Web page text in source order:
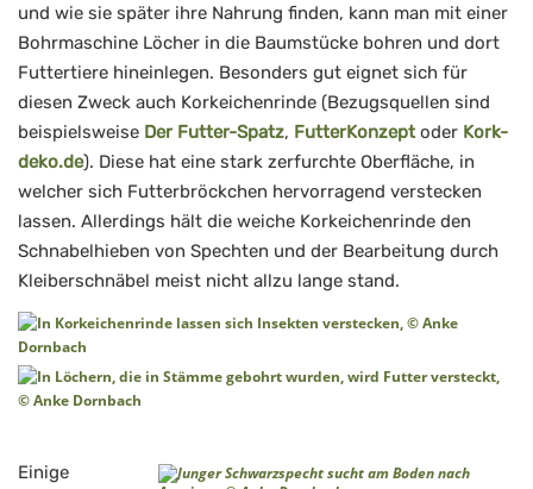
und wie sie später ihre Nahrung finden, kann man mit einer
Bohrmaschine Löcher in die Baumstücke bohren und dort
Futtertiere hineinlegen. Besonders gut eignet sich für
diesen Zweck auch Korkeichenrinde (Bezugsquellen sind
beispielsweise Der Futter-Spatz, FutterKonzept oder Kork-
deko.de). Diese hat eine stark zerfurchte Oberfläche, in
welcher sich Futterbröckchen hervorragend verstecken
lassen. Allerdings hält die weiche Korkeichenrinde den
Schnabelhieben von Spechten und der Bearbeitung durch
Kleiberschnäbel meist nicht allzu lange stand.
Einige